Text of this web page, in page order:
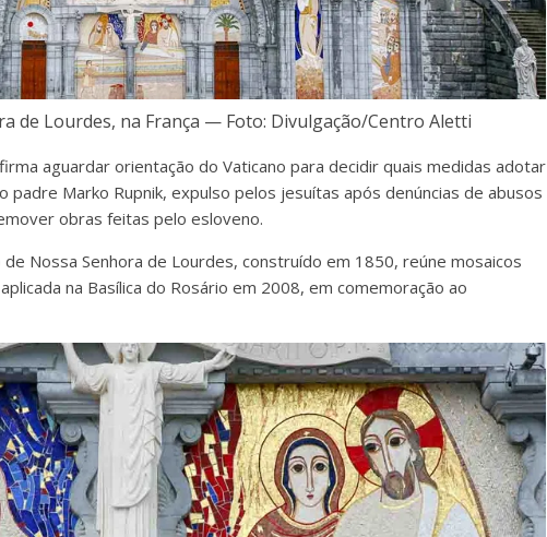
de Lourdes, na França — Foto: Divulgação/Centro Aletti
aguardar orientação do Vaticano para decidir quais medidas adotar
Marko Rupnik, expulso pelos jesuítas após denúncias de abusos
obras feitas pelo esloveno.
de Nossa Senhora de Lourdes, construído em 1850, reúne mosaicos
na Basílica do Rosário em 2008, em comemoração ao